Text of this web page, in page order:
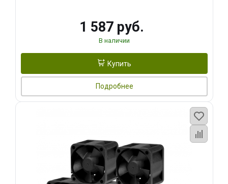
1 587 руб.
В наличии
Купить
Подробнее